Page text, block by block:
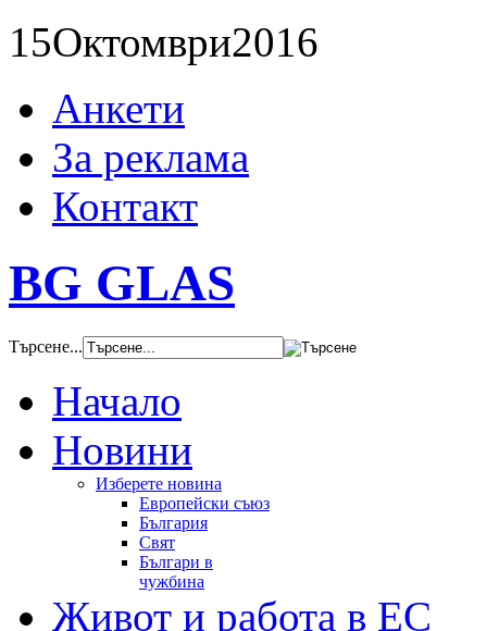
15Октомври2016
Анкети
За реклама
Контакт
BG GLAS
Търсене...
Начало
Новини
Изберете новина
Европейски съюз
България
Свят
Българи в
чужбина
Живот и работа в ЕС